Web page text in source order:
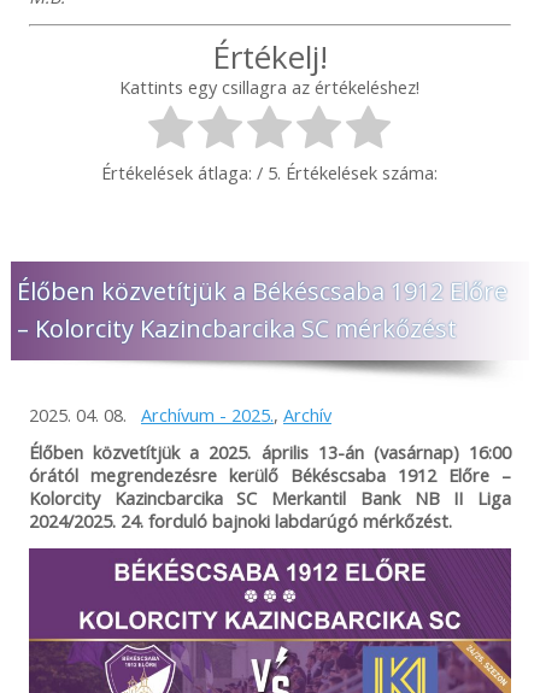
Értékelj!
Kattints egy csillagra az értékeléshez!
Értékelések átlaga:/ 5. Értékelések száma:
Élőben közvetítjük a Békéscsaba 1912 Előre
– Kolorcity Kazincbarcika SC mérkőzést
2025. 04. 08. Archívum - 2025., Archív
Élőben közvetítjük a 2025. április 13-án (vasárnap) 16:00
órától megrendezésre kerülő Békéscsaba 1912 Előre –
Kolorcity Kazincbarcika SC Merkantil Bank NB II Liga
2024/2025. 24. forduló bajnoki labdarúgó mérkőzést.